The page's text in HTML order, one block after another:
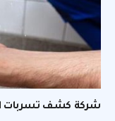
شركة كشف تسربات